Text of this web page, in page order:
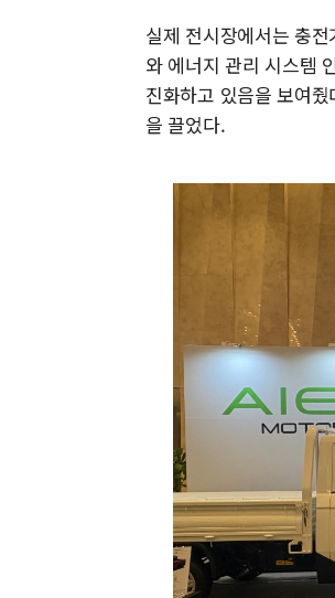
실제 전시장에서는 충
와 에너지 관리 시스템
진화하고 있음을 보여
을 끌었다.